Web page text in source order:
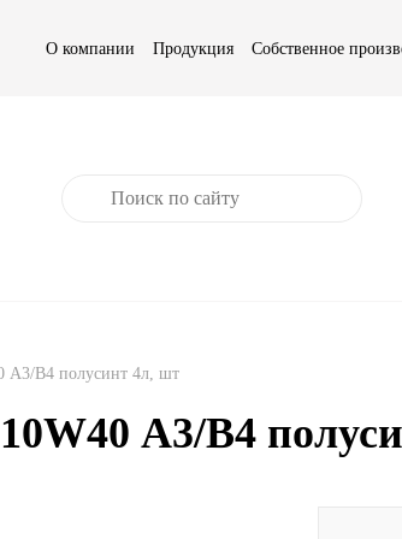
О компании Продукция Собственное
А3/В4 полусинт 4л, шт
А3/В4